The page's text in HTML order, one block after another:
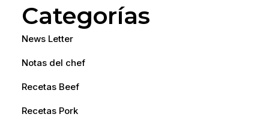
Categorías
News Letter
Notas del chef
Recetas Beef
Recetas Pork